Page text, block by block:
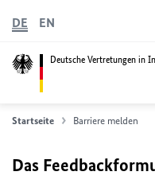
Deutsche Vertretungen in
DE EN
Startseite Barriere melden
Das